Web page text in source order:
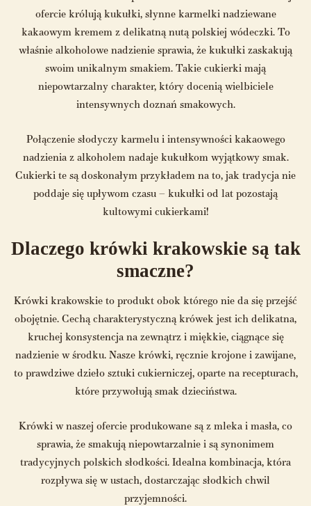
ofercie królują kukułki, słynne karmelki nadziewane
kakaowym kremem z delikatną nutą polskiej wódeczki. To
właśnie alkoholowe nadzienie sprawia, że kukułki zaskakują
swoim unikalnym smakiem. Takie cukierki mają
niepowtarzalny charakter, który docenią wielbiciele
intensywnych doznań smakowych.
Połączenie słodyczy karmelu i intensywności kakaowego
nadzienia z alkoholem nadaje kukułkom wyjątkowy smak.
Cukierki te są doskonałym przykładem na to, jak tradycja nie
poddaje się upływom czasu – kukułki od lat pozostają
kultowymi cukierkami!
Dlaczego krówki krakowskie są tak
smaczne?
Krówki krakowskie to produkt obok którego nie da się przejść
obojętnie. Cechą charakterystyczną krówek jest ich delikatna,
kruchej konsystencja na zewnątrz i miękkie, ciągnące się
nadzienie w środku. Nasze krówki, ręcznie krojone i zawijane,
to prawdziwe dzieło sztuki cukierniczej, oparte na recepturach,
które przywołują smak dzieciństwa.
Krówki w naszej ofercie produkowane są z mleka i masła, co
sprawia, że smakują niepowtarzalnie i są synonimem
tradycyjnych polskich słodkości. Idealna kombinacja, która
rozpływa się w ustach, dostarczając słodkich chwil
przyjemności.